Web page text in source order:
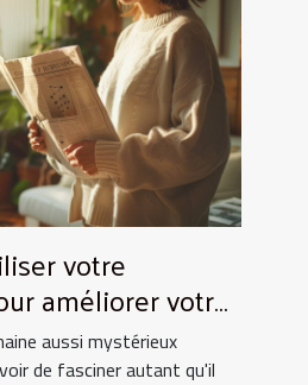
votre
améliorer votre
aussi mystérieux
de fasciner autant qu'il